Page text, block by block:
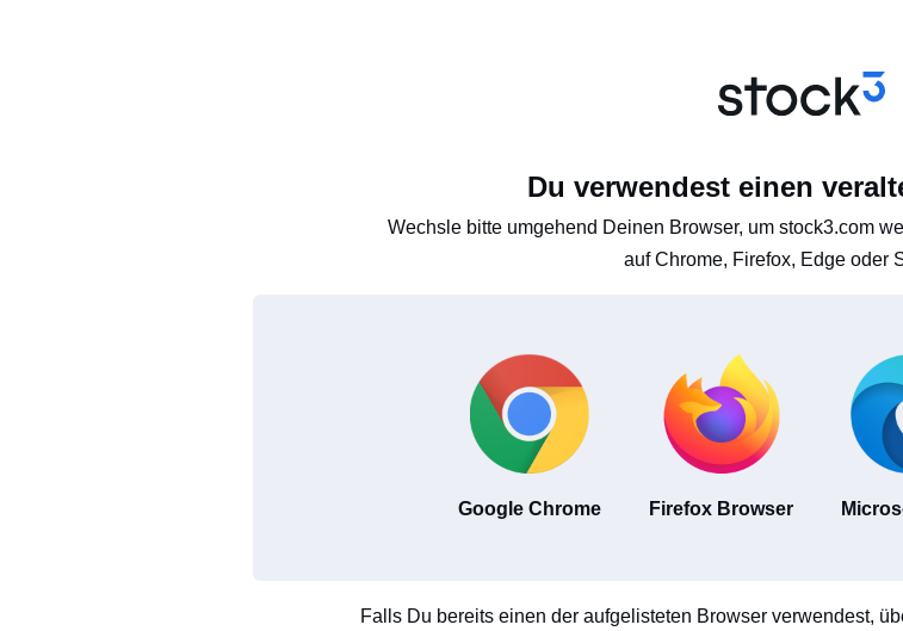
Du verwendest einen
Wechsle bitte umgehend Deinen Browser, um stock3.com
auf Chrome, Firefox, Edge oder
Google Chrome Firefox Browser
Falls Du bereits einen der aufgelisteten Browser verwendest,